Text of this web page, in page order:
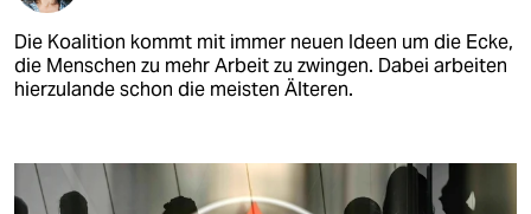
Die Koalition kommt mit immer neuen Ideen um die Ecke,
die Menschen zu mehr Arbeit zu zwingen. Dabei arbeiten
hierzulande schon die meisten Älteren.